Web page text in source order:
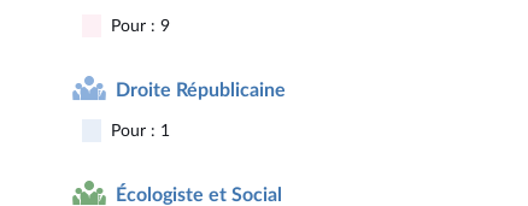
Pour : 9
Droite Républicaine
Pour : 1
Écologiste et Social